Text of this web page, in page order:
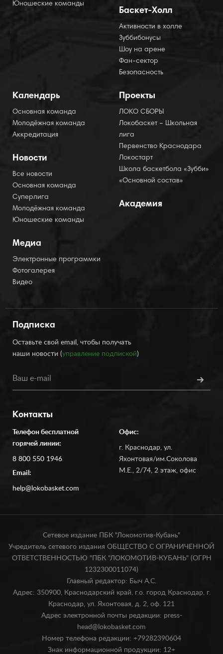
Юношеские команды
Баскет-Холл
Активности в холле
Зуббибонусы
Шоу на арене
Фан-сектор
Безопасность
Календарь
Основная команда
Молодёжная команда
Аккредитация
Новости
Все новости
Основная команда
Суперлига
Молодёжная команда
Юношеские команды
Медиа
Электронные программки
Фотогалерея
Видео
Проекты
ЛОКО СБОРЫ
Локобаскет – Школьная
лига
Первенство Краснодара
Локостарт
Школа баскетбола «Зубби»
«Основной состав»
Академия
Подписка
Оставьте свой email, чтобы получать
наши новости (управление подпиской)
Контакты
Телефон бесплатной
горячей линии:
8 800 550 1946
Email:
help@lokobasket.com
Офис:
г. Краснодар, ул.
Яхонтовая/им.Соколова
М.Е., 2/74, 2 этаж, офис
Сетевое издание ПБК "Локомотив-Кубань"
Учредитель сетевого издания ОБЩЕСТВО С ОГРАНИЧЕННОЙ
ОТВЕТСТВЕННОСТЬЮ "ПБК "ЛОКОМОТИВ-КУБАНЬ" (ОГРН
1232300011074)
Главный редактор: Быч А.С.
Адрес: 350900, Краснодарский край, г.о. город Краснодар, г.
Краснодар, ул. Яхонтовая, д. 2, оф. 121
Адрес электронной почты редакции: press-
head@lokobasket.com
Номер телефона редакции: +79282390604
Знак информационной продукции: 12+